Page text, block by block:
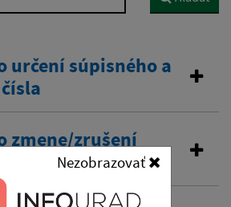
určení súpisného a
zmene/zrušení
čísla
Nezobrazovať